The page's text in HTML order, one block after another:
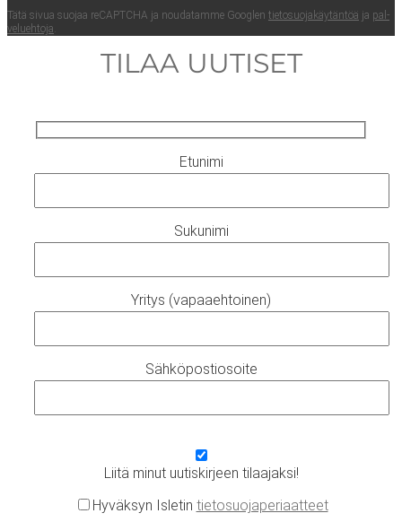
Tätä sivua suo­jaa reCAPTC­HA ja nou­da­tam­me Googlen tie­to­suo­ja­käy­tän­töä ja pal­
ve­lueh­to­ja.
TILAA UUTISET
Etunimi
Sukunimi
Yritys (vapaaehtoinen)
Sähköpostiosoite
Liitä minut uutiskirjeen tilaajaksi!
Hyväksyn Isletin tietosuojaperiaatteet